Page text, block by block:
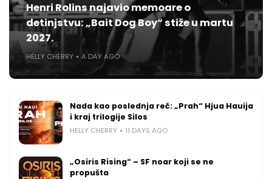
Henri Rolins najavio memoare o
detinjstvu: „Bait Dog Boy“ stiže u martu
2027.
HELLY CHERRY A DAY AGO
Nada kao poslednja reč: „Prah“ Hjua Hauija
i kraj trilogije Silos
HELLY CHERRY 11 DAYS AGO
„Osiris Rising“ – SF noar koji se ne
propušta